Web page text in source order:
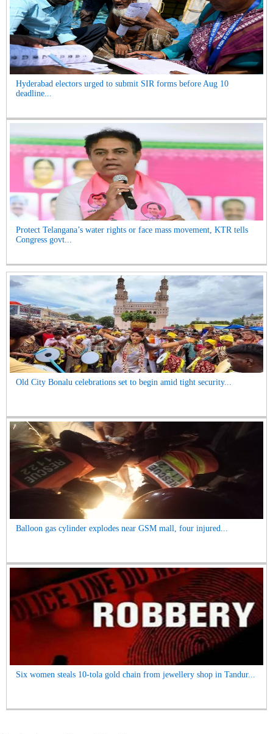
Hyderabad electors urged to submit SIR forms before Aug 10
deadline...
Protect Telangana’s water rights or face mass movement, KTR tells
Congress govt...
Old City Bonalu celebrations set to begin amid tight security...
Balloon gas cylinder explodes near GSM mall, four injured...
Six women steals 10-tola gold chain from jewellery shop in Tandur...